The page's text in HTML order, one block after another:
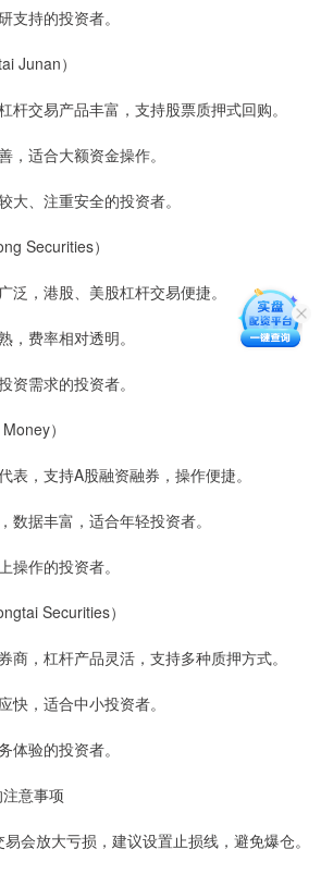
支持的投资者。
Junan）
杆交易产品丰富，支持股票质押式回购。
，适合大额资金操作。
大、注重安全的投资者。
Securities）
泛，港股、美股杠杆交易便捷。
，费率相对透明。
资需求的投资者。
）
表，支持A股融资融券，操作便捷。
数据丰富，适合年轻投资者。
操作的投资者。
Securities）
商，杠杆产品灵活，支持多种质押方式。
快，适合中小投资者。
体验的投资者。
意事项
会放大亏损，建议设置止损线，避免爆仓。